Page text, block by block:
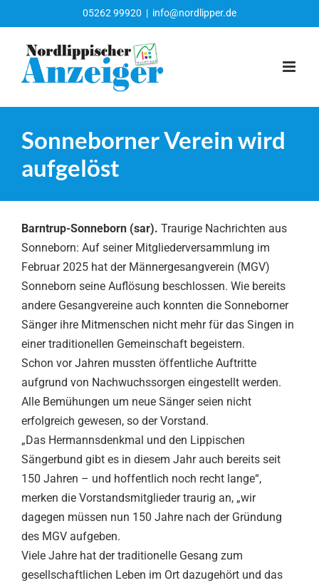
Inhalt
springen
05262 99920 | info@nordlipper.de
Sonneborner Verein wird
aufgelöst
Barntrup-Sonneborn (sar). Traurige Nachrichten aus
Sonneborn: Auf seiner Mitgliederversammlung im
Februar 2025 hat der Männergesangverein (MGV)
Sonneborn seine Auflösung beschlossen. Wie bereits
andere Gesangvereine auch konnten die Sonneborner
Sänger ihre Mitmenschen nicht mehr für das Singen in
einer traditionellen Gemeinschaft begeistern.
Schon vor Jahren mussten öffentliche Auftritte
aufgrund von Nachwuchssorgen eingestellt werden.
Alle Bemühungen um neue Sänger seien nicht
erfolgreich gewesen, so der Vorstand.
„Das Hermannsdenkmal und den Lippischen
Sängerbund gibt es in diesem Jahr auch bereits seit
150 Jahren – und hoffentlich noch recht lange“,
merken die Vorstandsmitglieder traurig an, „wir
dagegen müssen nun 150 Jahre nach der Gründung
des MGV aufgeben.
Viele Jahre hat der traditionelle Gesang zum
gesellschaftlichen Leben im Ort dazugehört und das